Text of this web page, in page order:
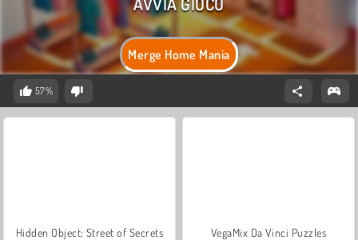
Merge Home Mania
57%
Hidden Object: Street of Secrets VegaMix Da Vinci Puzzles